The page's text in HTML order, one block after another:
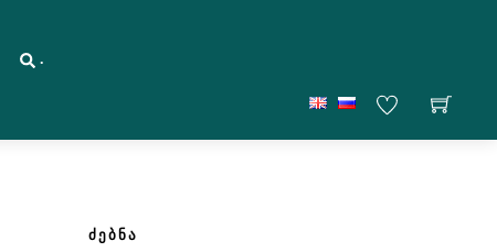
.
ᲫᲔᲑᲜᲐ